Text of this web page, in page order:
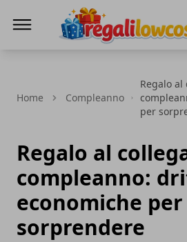
Home Compleanno
Regalo
per
Regalo al
compleanno:
economiche per
sorprendere